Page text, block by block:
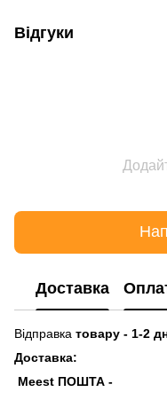
Відгуки
Доставка
Відправка товару - 1-2
Доставка:
Meest ПОШТА -